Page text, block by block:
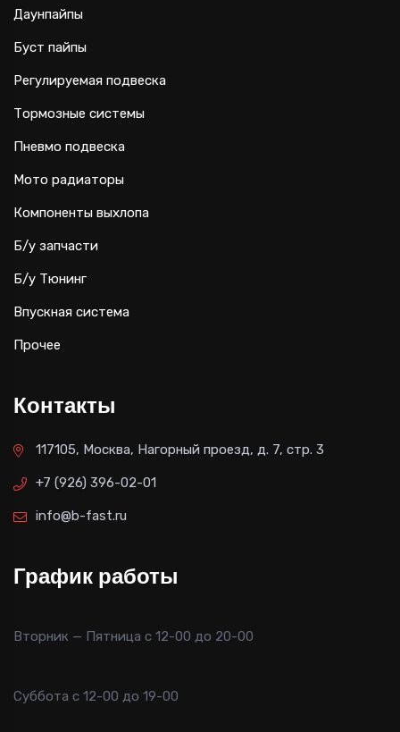
Даунпайпы
Буст пайпы
Регулируемая подвеска
Тормозные системы
Пневмо подвеска
Мото радиаторы
Компоненты выхлопа
Б/у запчасти
Б/у Тюнинг
Впускная система
Прочее
Контакты
117105, Москва, Нагорный проезд, д. 7, стр. 3
+7 (926) 396-02-01
info@b-fast.ru
График работы
Вторник — Пятница с 12-00 до 20-00
Суббота с 12-00 до 19-00